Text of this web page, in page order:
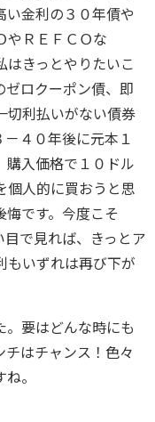
い金利の３０年債や
やＲＥＦＣＯな
はきっとやりたいこ
ゼロクーポン債、即
切利払いがない債券
４０年後に元本１
購入価格で１０ドル
個人的に買おうと思
悔です。今度こそ
で見れば、きっとア
もいずれは再び下が
。要はどんな時にも
はチャンス！色々
。